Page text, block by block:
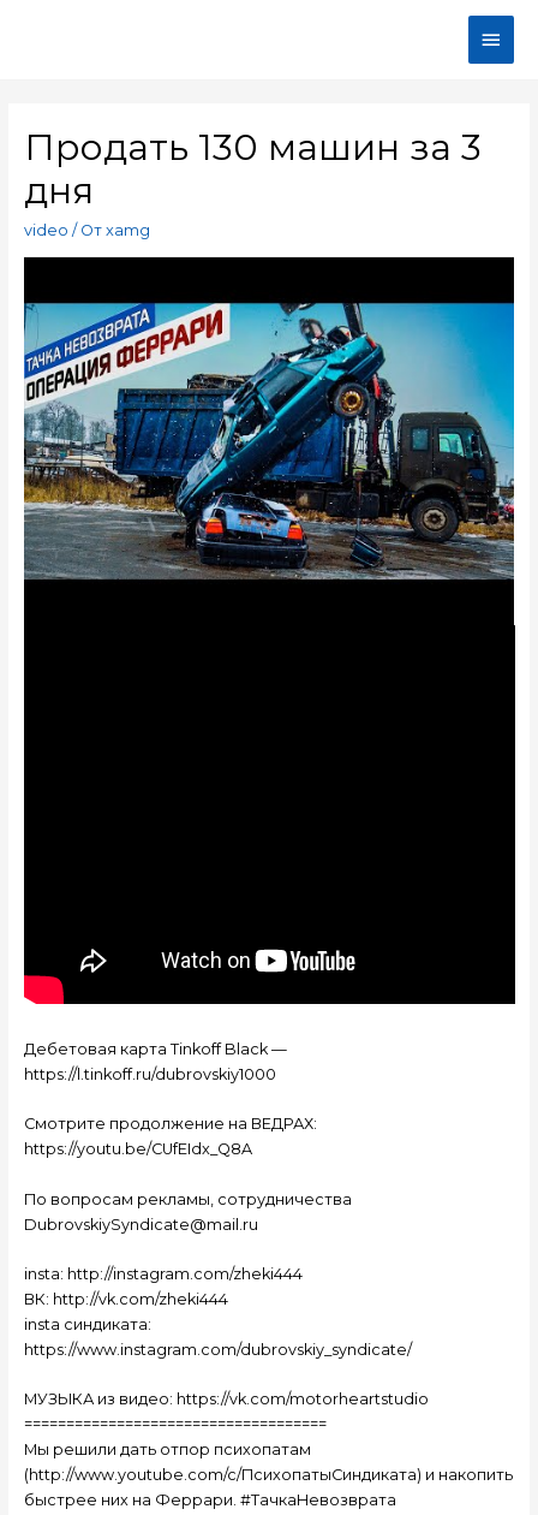
Продать 130 машин за 3
дня
video / От xamg
Дебетовая карта Tinkoff Black —
https://l.tinkoff.ru/dubrovskiy1000
Смотрите продолжение на ВЕДРАХ:
https://youtu.be/CUfEIdx_Q8A
По вопросам рекламы, сотрудничества
DubrovskiySyndicate@mail.ru
insta: http://instagram.com/zheki444
ВК: http://vk.com/zheki444
insta синдиката:
https://www.instagram.com/dubrovskiy_syndicate/
МУЗЫКА из видео: https://vk.com/motorheartstudio
====================================
Мы решили дать отпор психопатам
(http://www.youtube.com/c/ПсихопатыСиндиката) и накопить
быстрее них на Феррари. #ТачкаНевозврата